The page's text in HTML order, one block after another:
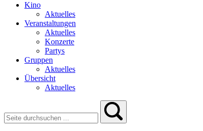
Kino
Aktuelles
Veranstaltungen
Aktuelles
Konzerte
Partys
Gruppen
Aktuelles
Übersicht
Aktuelles